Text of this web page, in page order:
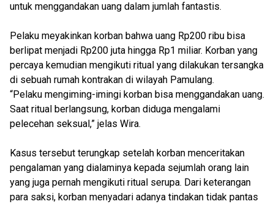
untuk menggandakan uang dalam jumlah fantastis.
Pelaku meyakinkan korban bahwa uang Rp200 ribu bisa
berlipat menjadi Rp200 juta hingga Rp1 miliar. Korban yang
percaya kemudian mengikuti ritual yang dilakukan tersangka
di sebuah rumah kontrakan di wilayah Pamulang.
“Pelaku mengiming-imingi korban bisa menggandakan uang.
Saat ritual berlangsung, korban diduga mengalami
pelecehan seksual,” jelas Wira.
Kasus tersebut terungkap setelah korban menceritakan
pengalaman yang dialaminya kepada sejumlah orang lain
yang juga pernah mengikuti ritual serupa. Dari keterangan
para saksi, korban menyadari adanya tindakan tidak pantas